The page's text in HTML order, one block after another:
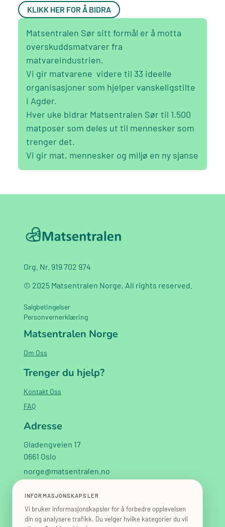
KLIKK HER FOR Å BIDRA
Matsentralen Sør sitt formål er å motta
overskuddsmatvarer fra
matvareindustrien.
Vi gir matvarene videre til 33 ideelle
organisasjoner som hjelper vanskeligstilte
i Agder.
Hver uke bidrar Matsentralen Sør til 1.500
matposer som deles ut til mennesker som
trenger det.
Vi gir mat, mennesker og miljø en ny sjanse
Org. Nr. 919 702 974
© 2025 Matsentralen Norge, All rights reserved.
Salgbetingelser
Personvernerklæring
Matsentralen Norge
Om Oss
Trenger du hjelp?
Kontakt Oss
FAQ
Adresse
Gladengveien 17
0661 Oslo
norge@matsentralen.no
INFORMASJONSKAPSLER
Vi bruker informasjonskapsler for å forbedre opplevelsen
din og analysere trafikk. Du velger hvilke kategorier du vil